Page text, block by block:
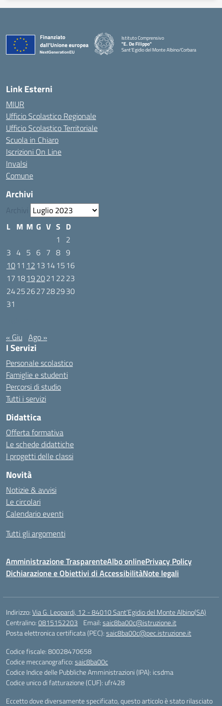
Istituto Comprensivo
"E. De Filippo"
Sant'Egidio del Monte Albino/Corbara
Link Esterni
MIUR
Ufficio Scolastico Regionale
Ufficio Scolastico Territoriale
Scuola in Chiaro
Iscrizioni On Line
Invalsi
Comune
Archivi
Archivi
L M M G V S D
1
2
3 4 5 6 7 8 9
1011 12 13 1415 16
17 18192021 2223
24252627282930
31
« Giu Ago »
I Servizi
Personale scolastico
Famiglie e studenti
Percorsi di studio
Tutti i servizi
Didattica
Offerta formativa
Le schede didattiche
I progetti delle classi
Novità
Notizie & avvisi
Le circolari
Calendario eventi
Tutti gli argomenti
Amministrazione TrasparenteAlbo onlinePrivacy Policy
Dichiarazione e Obiettivi di AccessibilitàNote legali
Indirizzo:Via G. Leopardi, 12 - 84010 Sant’Egidio del Monte Albino(SA)
Centralino:0815152203 Email:saic8ba00c@istruzione.it
Posta elettronica certificata (PEC):saic8ba00c@pec.istruzione.it
Codice fiscale: 80028470658
Codice meccanografico:saic8ba00c
Codice Indice delle Pubbliche Amministrazioni (IPA): icsdma
Codice unico di fatturazione (CUF): ufr428
Eccetto dove diversamente specificato, questo articolo è stato rilasciato